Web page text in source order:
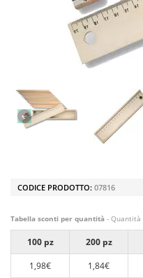
CODICE PRODOTTO: 07816
Tabella sconti per quantità - Quantità
100 pz 200 pz
1,98€
1,84€